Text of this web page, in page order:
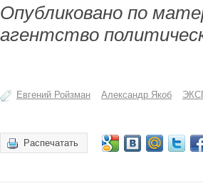
Опубликовано по
агентство
Евгений Ройзман Александр Якоб
Распечатать